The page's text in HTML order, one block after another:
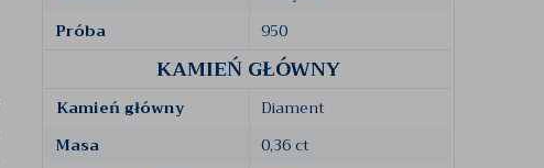
Próba
950
KAMIEŃ GŁÓWNY
Kamień główny
Diament
Masa
0,36 ct